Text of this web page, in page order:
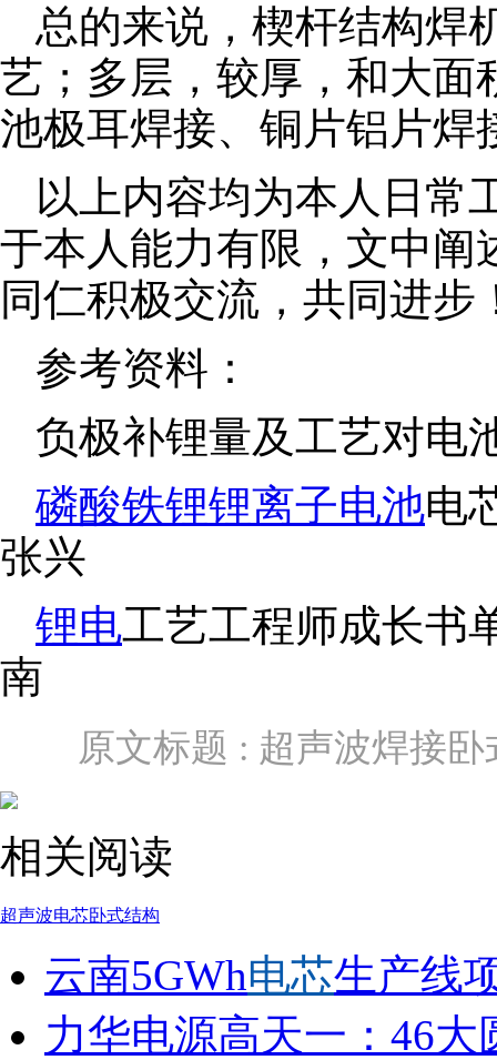
总的来说，楔杆结构焊
艺；多层，较厚，和大面
池极耳焊接、铜片铝片焊
以上内容均为本人日常
于本人能力有限，文中阐
同仁积极交流，共同进步
参考资料：
负极补锂量及工艺对电
磷酸铁锂锂离子电池电
张兴
锂电工艺工程师成长书
南
原文标题 : 超声波焊接
相关阅读
超声波电芯卧式结构
云南5GWh电芯生产线
力华电源高天一：46大